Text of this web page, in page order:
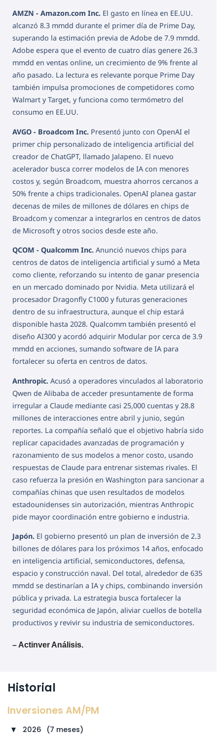
AMZN - Amazon.com Inc. El gasto en línea en EE.UU.
alcanzó 8.3 mmdd durante el primer día de Prime Day,
superando la estimación previa de Adobe de 7.9 mmdd.
Adobe espera que el evento de cuatro días genere 26.3
mmdd en ventas online, un crecimiento de 9% frente al
año pasado. La lectura es relevante porque Prime Day
también impulsa promociones de competidores como
Walmart y Target, y funciona como termómetro del
consumo en EE.UU.
AVGO - Broadcom Inc. Presentó junto con OpenAI el
primer chip personalizado de inteligencia artificial del
creador de ChatGPT, llamado Jalapeno. El nuevo
acelerador busca correr modelos de IA con menores
costos y, según Broadcom, muestra ahorros cercanos a
50% frente a chips tradicionales. OpenAI planea gastar
decenas de miles de millones de dólares en chips de
Broadcom y comenzar a integrarlos en centros de datos
de Microsoft y otros socios desde este año.
QCOM - Qualcomm Inc. Anunció nuevos chips para
centros de datos de inteligencia artificial y sumó a Meta
como cliente, reforzando su intento de ganar presencia
en un mercado dominado por Nvidia. Meta utilizará el
procesador Dragonfly C1000 y futuras generaciones
dentro de su infraestructura, aunque el chip estará
disponible hasta 2028. Qualcomm también presentó el
diseño AI300 y acordó adquirir Modular por cerca de 3.9
mmdd en acciones, sumando software de IA para
fortalecer su oferta en centros de datos.
Anthropic. Acusó a operadores vinculados al laboratorio
Qwen de Alibaba de acceder presuntamente de forma
irregular a Claude mediante casi 25,000 cuentas y 28.8
millones de interacciones entre abril y junio, según
reportes. La compañía señaló que el objetivo habría sido
replicar capacidades avanzadas de programación y
razonamiento de sus modelos a menor costo, usando
respuestas de Claude para entrenar sistemas rivales. El
caso refuerza la presión en Washington para sancionar a
compañías chinas que usen resultados de modelos
estadounidenses sin autorización, mientras Anthropic
pide mayor coordinación entre gobierno e industria.
Japón. El gobierno presentó un plan de inversión de 2.3
billones de dólares para los próximos 14 años, enfocado
en inteligencia artificial, semiconductores, defensa,
espacio y construcción naval. Del total, alrededor de 635
mmdd se destinarían a IA y chips, combinando inversión
pública y privada. La estrategia busca fortalecer la
seguridad económica de Japón, aliviar cuellos de botella
productivos y revivir su industria de semiconductores.
– Actinver Análisis.
Historial
Inversiones AM/PM
► 2026 (7 meses)